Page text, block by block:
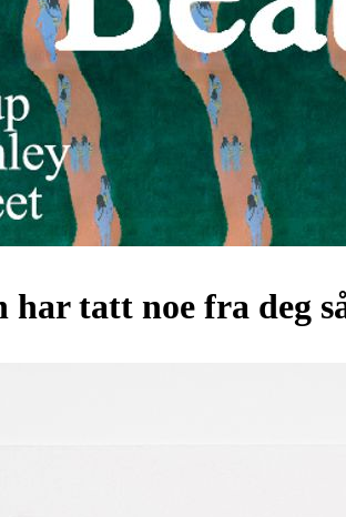
har tatt noe fra deg